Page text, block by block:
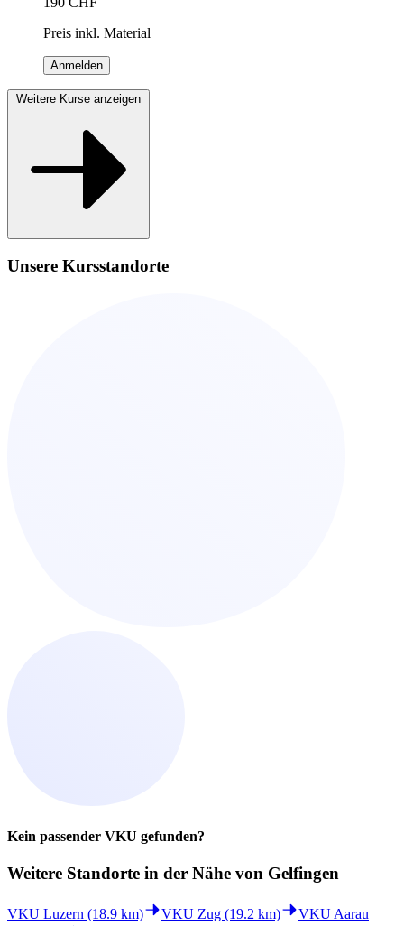
Preis inkl. Material
Anmelden
Weitere Kurse anzeigen
Unsere Kursstandorte
Kein passender VKU gefunden?
Weitere Standorte in der Nähe von Gelfingen
VKU Luzern (18.9 km) VKU Zug (19.2 km)
VKU Aarau